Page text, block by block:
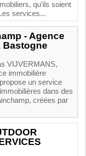
qu’ils soient
services...
- Agence
Bastogne
VIJVERMANS,
immobilière
un service
dans des
créées par